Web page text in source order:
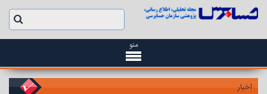
منو
اخبار